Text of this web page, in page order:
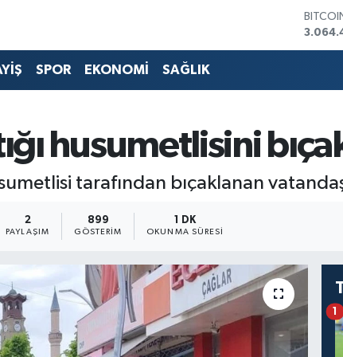
DOLAR
GRAM
BİST100
13.799
SPOR EKONOMİ SAĞLIK
husumetlisini
tarafından bıçaklanan
2
PAYLAŞIM
899
GÖSTERIM
1 DK
OKUNMA SÜRESI
1